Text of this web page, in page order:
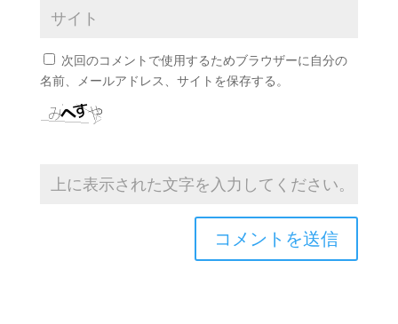
次回のコメントで使用するためブラウザーに自分の
名前、メールアドレス、サイトを保存する。